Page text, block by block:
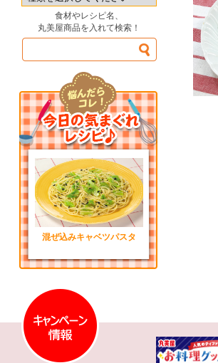
食材やレシピ名、
丸美屋商品を入れて検索！
混ぜ込みキャベツパスタ